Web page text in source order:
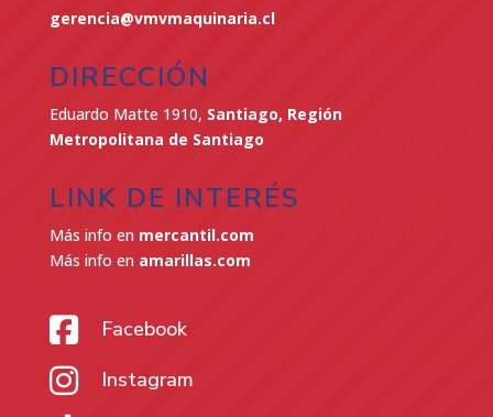
gerencia@vmvmaquinaria.cl
DIRECCIÓN
Eduardo Matte 1910, Santiago, Región
Metropolitana de Santiago
LINK DE INTERÉS
Más info en mercantil.com
Más info en amarillas.com
 Facebook
 Instagram